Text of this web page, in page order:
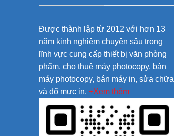
Được thành lập từ 2012 với hơn 13
năm kinh nghiệm chuyên sâu trong
lĩnh vực cung cấp thiết bị văn phòng
phẩm, cho thuê máy photocopy, bán
máy photocopy, bán máy in, sửa chữa
và đổ mực in. +Xem thêm